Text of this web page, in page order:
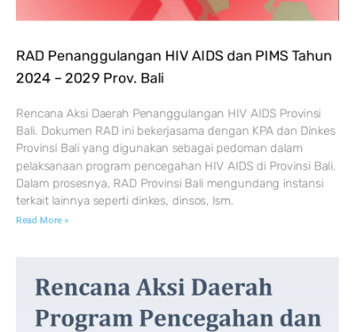
RAD Penanggulangan HIV AIDS dan PIMS Tahun
2024 – 2029 Prov. Bali
Rencana Aksi Daerah Penanggulangan HIV AIDS Provinsi
Bali. Dokumen RAD ini bekerjasama dengan KPA dan Dinkes
Provinsi Bali yang digunakan sebagai pedoman dalam
pelaksanaan program pencegahan HIV AIDS di Provinsi Bali.
Dalam prosesnya, RAD Provinsi Bali mengundang instansi
terkait lainnya seperti dinkes, dinsos, lsm.
Read More »